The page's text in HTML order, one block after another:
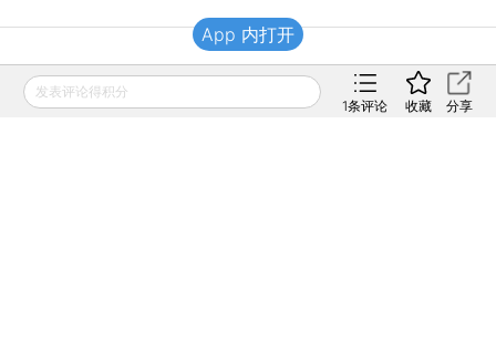
财新移动
发表评论得积分
1条评论 收藏 分享
App 内打开